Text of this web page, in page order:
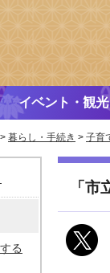
イベント・観光
> 暮らし・手続き > 子育
「
る